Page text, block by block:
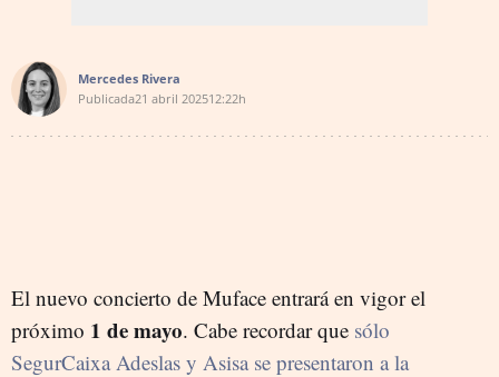
Mercedes Rivera
Publicada21 abril 202512:22h
El nuevo concierto de Muface entrará en vigor el
próximo 1 de mayo. Cabe recordar que sólo
SegurCaixa Adeslas y Asisa se presentaron a la